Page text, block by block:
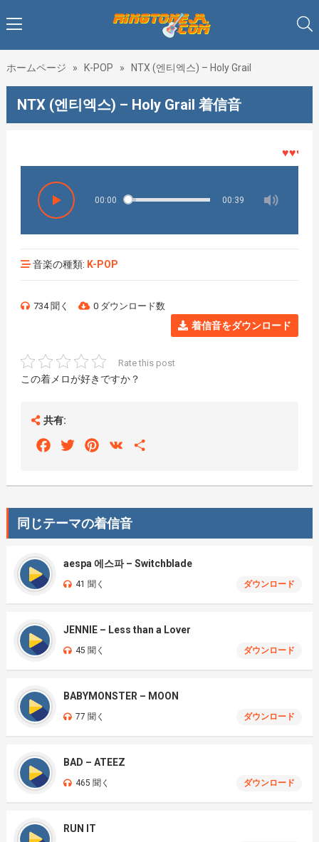
ホームページ » K-POP » NTX (엔티엑스) – Holy Grail
NTX (엔티엑스) – Holy Grail 着信音
♥♥♥着メ
00:00 00:39
音楽の種類: K-POP
734 聞く 0 ダウンロード数
着信音をダウンロード
Rate this post
この着メロが好きですか？
共有:
FacebookTwitterPinterest
VK
同じテーマの着信音
aespa 에스파 – Switchblade
41 聞く ダウンロード
JENNIE – Less than a Lover
45 聞く ダウンロード
BABYMONSTER – MOON
77 聞く ダウンロード
BAD – ATEEZ
465 聞く ダウンロード
RUN IT